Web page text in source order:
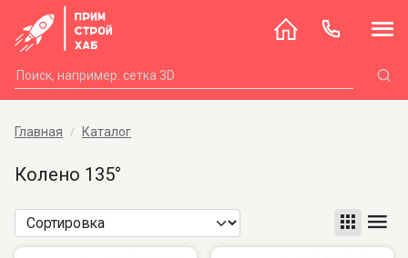
Главная Каталог
Колено 135°